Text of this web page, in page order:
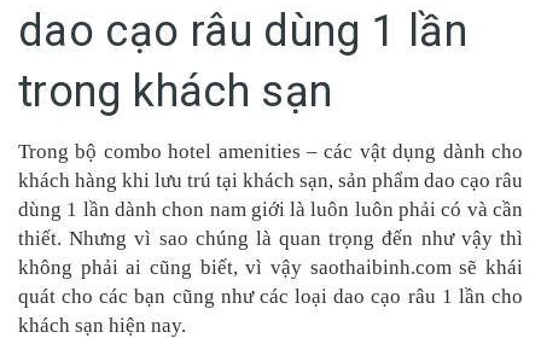
dao cạo râu dùng 1 lần
trong khách sạn
Trong bộ combo hotel amenities – các vật dụng dành cho
khách hàng khi lưu trú tại khách sạn, sản phẩm dao cạo râu
dùng 1 lần dành chon nam giới là luôn luôn phải có và cần
thiết. Nhưng vì sao chúng là quan trọng đến như vậy thì
không phải ai cũng biết, vì vậy saothaibinh.com sẽ khái
quát cho các bạn cũng như các loại dao cạo râu 1 lần cho
khách sạn hiện nay.